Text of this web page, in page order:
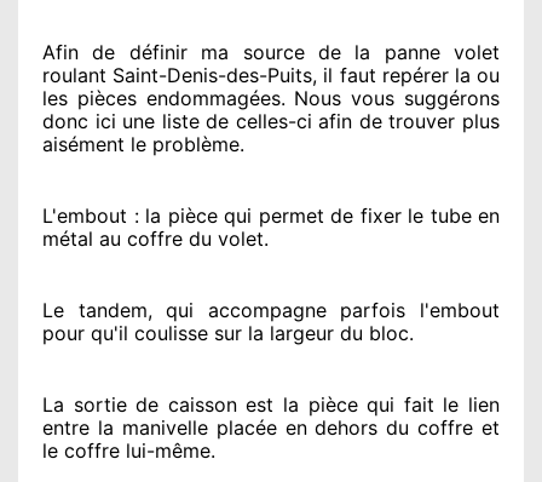
Afin de définir ma sourcede la panne volet
roulant Saint-Denis-des-Puits, il faut repérerla ou
les pièces endommagées. Nous vous suggérons
donc ici une liste de celles-ci afin de trouver plus
aisément le problème.
L'embout : la pièce qui permet de fixer le tube en
métal au coffre du volet.
Le tandem, qui accompagne parfois l'embout
pour qu'il coulisse sur la largeur du bloc.
La sortie de caisson est la pièce qui fait le lien
entre la manivelle placéeen dehors du coffre et
le coffre lui-même.